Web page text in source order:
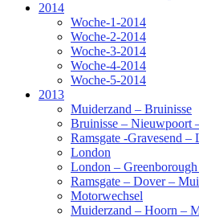
2014
Woche-1-2014
Woche-2-2014
Woche-3-2014
Woche-4-2014
Woche-5-2014
2013
Muiderzand – Bruinisse
Bruinisse – Nieuwpoort
Ramsgate -Gravesend –
London
London – Greenborough
Ramsgate – Dover –
Motorwechsel
Muiderzand – Hoorn –